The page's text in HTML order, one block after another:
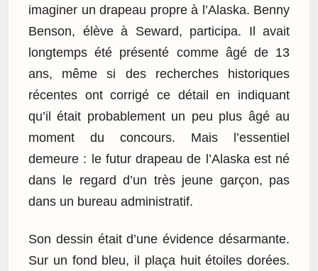
imaginer un drapeau propre à l’Alaska. Benny
Benson, élève à Seward, participa. Il avait
longtemps été présenté comme âgé de 13
ans, même si des recherches historiques
récentes ont corrigé ce détail en indiquant
qu’il était probablement un peu plus âgé au
moment du concours. Mais l’essentiel
demeure : le futur drapeau de l’Alaska est né
dans le regard d’un très jeune garçon, pas
dans un bureau administratif.
Son dessin était d’une évidence désarmante.
Sur un fond bleu, il plaça huit étoiles dorées.